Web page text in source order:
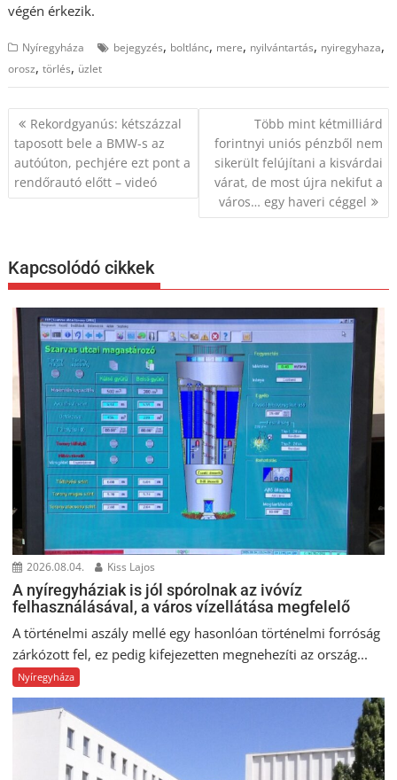
végén érkezik.
Nyíregyháza bejegyzés, boltlánc, mere, nyilvántartás, nyiregyhaza,
orosz,törlés, üzlet
Bejegyzés
navigáció
Rekordgyanús: kétszázzal
taposott bele a BMW-s az
autóúton, pechjére ezt pont a
rendőrautó előtt – videó
Több mint kétmilliárd
forintnyi uniós pénzből nem
sikerült felújítani a kisvárdai
várat, de most újra nekifut a
város… egy haveri céggel
Kapcsolódó cikkek
2026.08.04. Kiss Lajos
A nyíregyháziak is jól spórolnak az ivóvíz
felhasználásával, a város vízellátása megfelelő
A történelmi aszály mellé egy hasonlóan történelmi forróság
zárkózott fel, ez pedig kifejezetten megnehezíti az ország...
Nyíregyháza